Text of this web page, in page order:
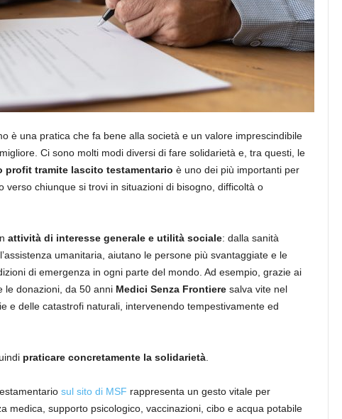
è una pratica che fa bene alla società e un valore imprescindibile
Ci sono molti modi diversi di fare solidarietà e, tra questi, le
profit tramite lascito testamentario è uno dei più importanti per
verso chiunque si trovi in situazioni di bisogno, difficoltà o
attività di interesse generale e utilità sociale: dalla sanità
umanitaria, aiutano le persone più svantaggiate e le
di emergenza in ogni parte del mondo. Ad esempio, grazie ai
le donazioni, da 50 anni Medici Senza Frontieresalva vite nel
e delle catastrofi naturali, intervenendo tempestivamente ed
praticare concretamente la solidarietà.
sul sito di MSF rappresenta un gesto vitale per
medica, supporto psicologico, vaccinazioni, cibo e acqua potabile